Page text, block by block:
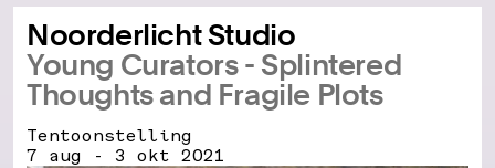
Noorderlicht Studio
Young Curators - Splintered
Thoughts and Fragile Plots
Tentoonstelling
7 aug - 3 okt 2021